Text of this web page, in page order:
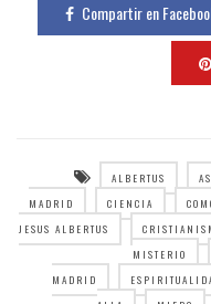
Compartir en
ALBERTUS
MADRID
CIENCIA
JESUS ALBERTUS
MISTERIO
MADRID